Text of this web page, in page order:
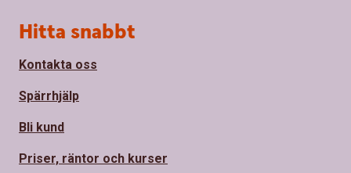
Sidfot
Hitta snabbt
Kontakta oss
Spärrhjälp
Bli kund
Priser, räntor och kurser